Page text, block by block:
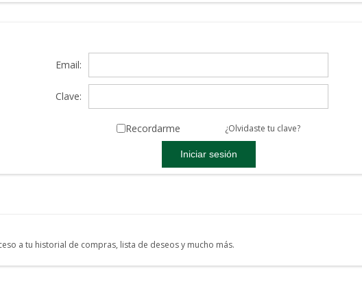
Email:
Clave:
Recordarme ¿Olvidaste tu clave?
a tu historial de compras, lista de deseos y mucho más.